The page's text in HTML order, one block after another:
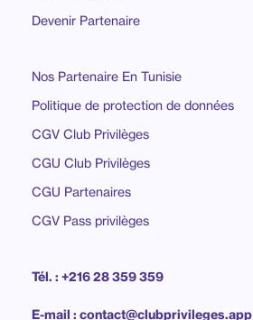
Devenir Partenaire
Nos Partenaire En Tunisie
Politique de protection de données
CGV Club Privilèges
CGU Club Privilèges
CGU Partenaires
CGV Pass privilèges
Tél. : +216 28 359 359
E-mail : contact@clubprivileges.app